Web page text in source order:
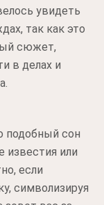
увидеть
так как это
сюжет,
в делах и
подобный сон
или
если
символизируя